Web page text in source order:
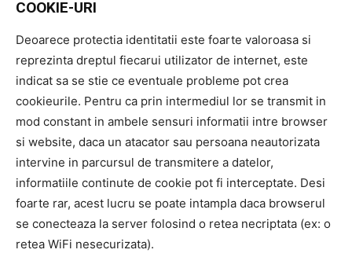
COOKIE-URI
Deoarece protectia identitatii este foarte valoroasa si
reprezinta dreptul fiecarui utilizator de internet, este
indicat sa se stie ce eventuale probleme pot crea
cookieurile. Pentru ca prin intermediul lor se transmit in
mod constant in ambele sensuri informatii intre browser
si website, daca un atacator sau persoana neautorizata
intervine in parcursul de transmitere a datelor,
informatiile continute de cookie pot fi interceptate. Desi
foarte rar, acest lucru se poate intampla daca browserul
se conecteaza la server folosind o retea necriptata (ex: o
retea WiFi nesecurizata).